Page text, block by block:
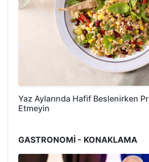
Yaz Aylarında Hafif Beslenirken
Etmeyin
GASTRONOMİ - KONAKLAMA